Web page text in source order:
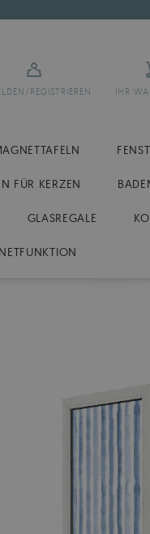
REGISTRIEREN IHR
FÜR KERZEN
GLASREGALE